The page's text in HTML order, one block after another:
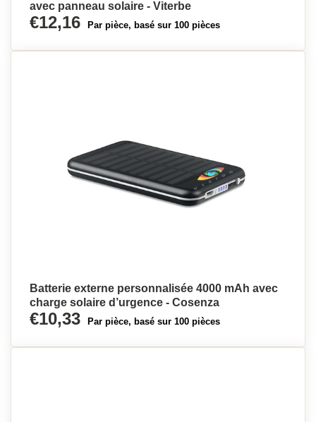
avec panneau solaire - Viterbe
€12,16 Par pièce, basé sur 100 pièces
Batterie externe personnalisée 4000 mAh avec
charge solaire d’urgence - Cosenza
€10,33 Par pièce, basé sur 100 pièces